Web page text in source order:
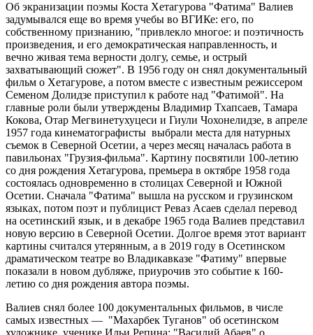
Об экранизации поэмы Коста Хетагурова "Фатима" Валиев
задумывался еще во время учебы во ВГИКе: его, по
собственному признанию, "привлекло многое: и поэтичность
произведения, и его демократическая направленность, и
вечно живая тема верности долгу, семье, и острый
захватывающий сюжет". В 1956 году он снял документальный
фильм о Хетагурове, а потом вместе с известным режиссером
Семеном Долидзе приступил к работе над "Фатимой". На
главные роли были утверждены Владимир Тхапсаев, Тамара
Кокова, Отар Мегвинетухуцеси и Гиули Чохонелидзе, в апреле
1957 года кинематографисты выбрали места для натурных
съемок в Северной Осетии, а через месяц началась работа в
павильонах "Грузия-фильма". Картину посвятили 100-летию
со дня рождения Хетагурова, премьера в октябре 1958 года
состоялась одновременно в столицах Северной и Южной
Осетии. Сначала "Фатима" вышла на русском и грузинском
языках, потом поэт и публицист Реваз Асаев сделал перевод
на осетинский язык, и в декабре 1965 года Валиев представил
новую версию в Северной Осетии. Долгое время этот вариант
картины считался утерянным, а в 2019 году в Осетинском
драматическом театре во Владикавказе "Фатиму" впервые
показали в новом дубляже, приурочив это событие к 160-
летию со дня рождения автора поэмы.
Валиев снял более 100 документальных фильмов, в числе
самых известных — "Махарбек Туганов" об осетинском